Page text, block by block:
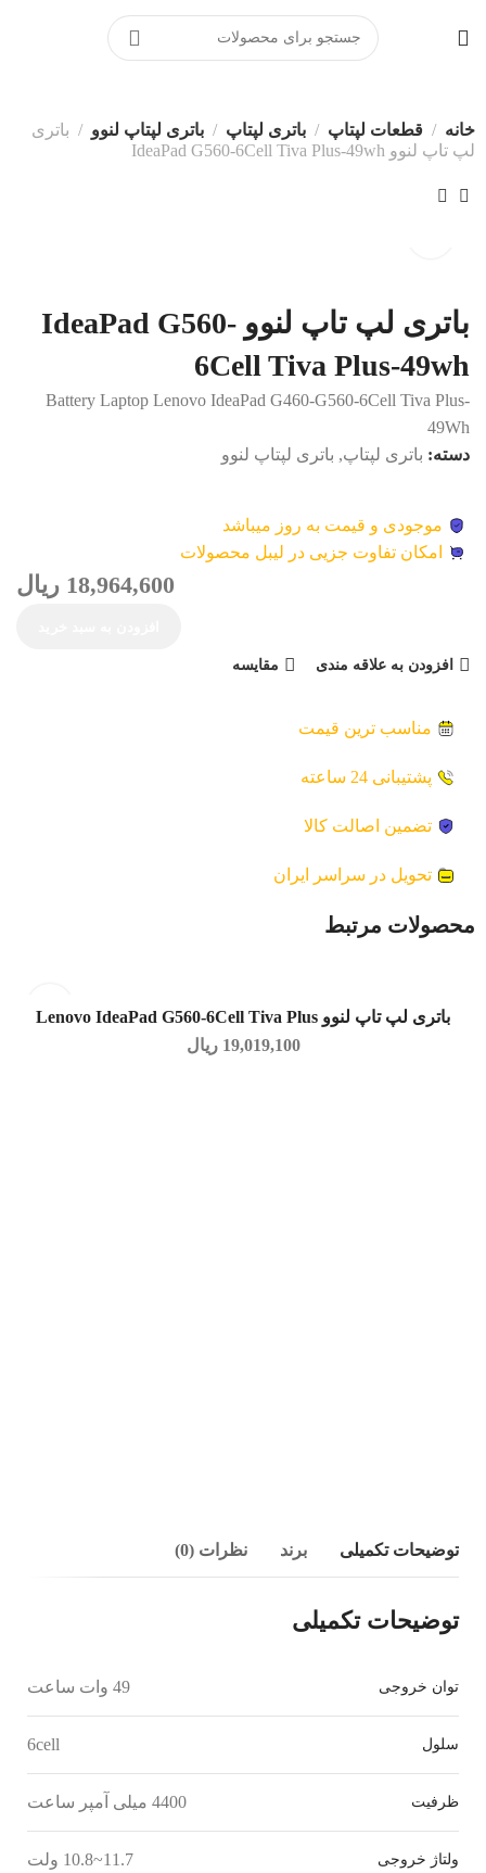
برای ارتباط مستقیم با پشتیبانی
در پیامرسان بله کلیک کنید
خانه قطعات لپتاپ باتری لپتاپ باتری لپتاپ لنوو
باتری
لپ تاپ لنوو IdeaPad G560-6Cell Tiva Plus-49wh
باتری لپ تاپ لنوو IdeaPad G560-
6Cell Tiva Plus-49wh
Battery Laptop Lenovo IdeaPad G460-G560-6Cell Tiva Plus-
49Wh
دسته: باتری لپتاپ, باتری لپتاپ لنوو
موجودی و قیمت به روز میباشد
امکان تفاوت جزیی در لیبل محصولات
18,964,600 ریال
افزودن به علاقه مندی مقایسه
مناسب ترین قیمت
پشتیبانی 24 ساعته
تضمین اصالت کالا
تحویل در سراسر ایران
محصولات مرتبط
افزودن به سبد خرید
باتری لپ تاپ لنوو Lenovo IdeaPad G560-6Cell Tiva Plus
19,019,100 ریال
توضیحات تکمیلی برند نظرات (0)
توضیحات تکمیلی
توان خروجی 49 وات ساعت
سلول 6cell
ظرفیت 4400 میلی آمپر ساعت
ولتاژ خروجی 11.7~10.8 ولت